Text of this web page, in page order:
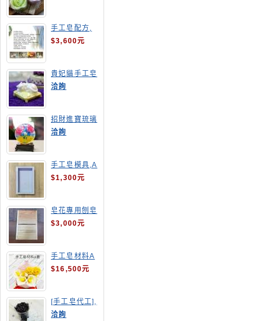
手工皂配方,
手工皂教學
$3,600元
貴妃貓手工皂
洽詢
招財進寶琉璃
手工皂
洽詢
手工皂模具,A
4渲染盤
$1,300元
皂花專用刨皂
器
$3,000元
手工皂材料A
套
$16,500元
[手工皂代工],
釋迦手工皂
洽詢